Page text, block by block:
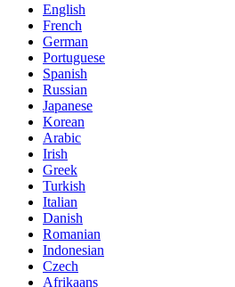
English
French
German
Portuguese
Spanish
Russian
Japanese
Korean
Arabic
Irish
Greek
Turkish
Italian
Danish
Romanian
Indonesian
Czech
Afrikaans